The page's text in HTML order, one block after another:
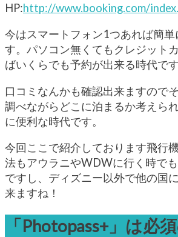
HP:http://www.booking.com/
今はスマートフォン1つあれば簡単
す。パソコン無くてもクレジット
ばいくらでも予約が出来る時代です
口コミなんかも確認出来ますので
調べながらどこに泊まるか考えら
に便利な時代です。
今回ここで紹介しております飛行
法もアウラニやWDWに行く時で
ですし、ディズニー以外で他の国
来ますね！
「Photopass+」は必